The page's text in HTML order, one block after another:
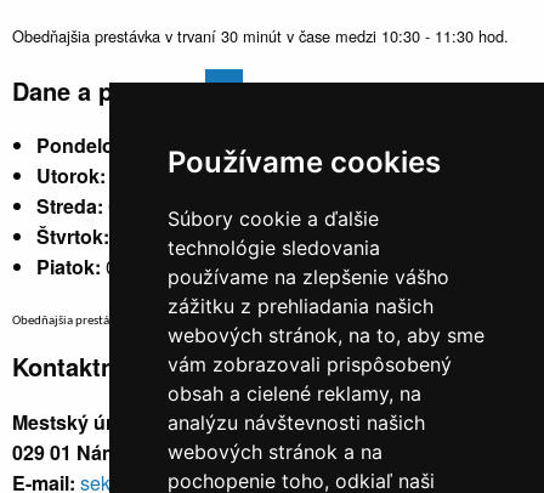
Používame cookies
Súbory cookie a ďalšie
technológie sledovania
používame na zlepšenie vášho
zážitku z prehliadania našich
webových stránok, na to, aby sme
vám zobrazovali prispôsobený
obsah a cielené reklamy, na
analýzu návštevnosti našich
webových stránok a na
pochopenie toho, odkiaľ naši
Obedňajšia prestávka v trvaní 30 minút v čase medzi 10:30 - 11:30 hod.
Dane a poplatky
Pondelok:
07:30 - 15:30
Utorok:
nestránkový
Streda: 07:30 - 17:00
Štvrtok:
nestránkový
Piatok: 07:30 - 14:00
Obedňajšia prestávka v trvaní 30 minút v čase medzi 10:30 - 11:30 hod.
Kontaktné údaje
Mestský úrad, Cyrila a Metoda 329/6,
029 01 Námestovo
E-mail: sekretariat@namestovo.sk